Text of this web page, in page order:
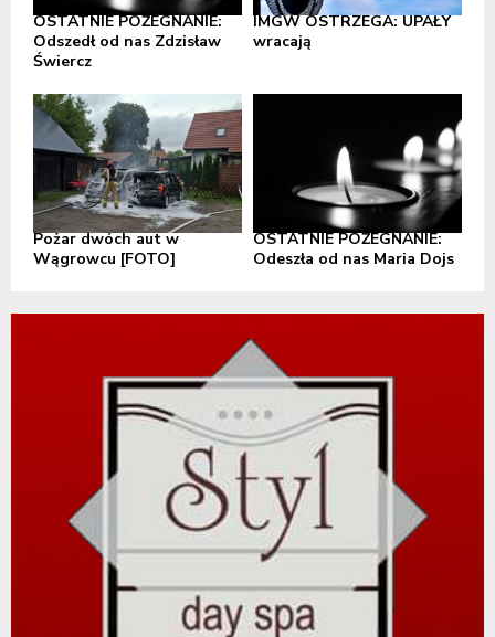
OSTATNIE POŻEGNANIE:
Odszedł od nas Zdzisław
Świercz
IMGW OSTRZEGA: UPAŁY
wracają
Pożar dwóch aut w
Wągrowcu [FOTO]
OSTATNIE POŻEGNANIE:
Odeszła od nas Maria Dojs